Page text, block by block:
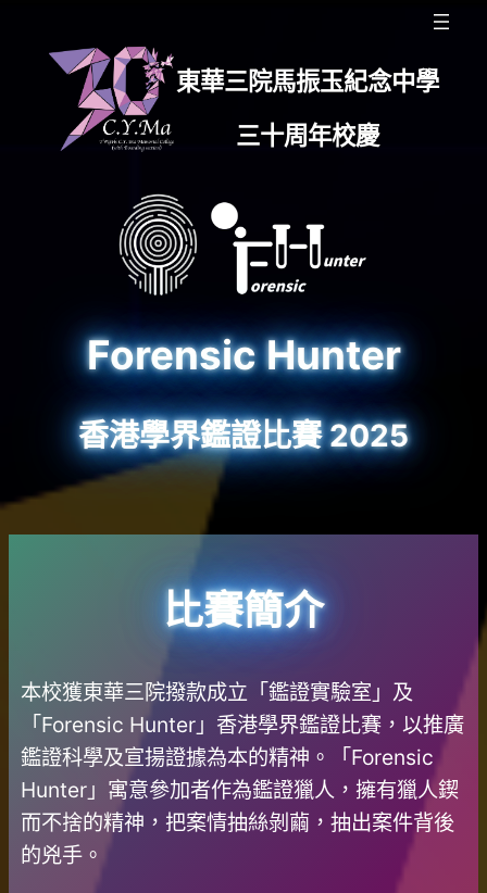
東華三院馬振玉紀念中學
三十周年校慶
Forensic Hunter
香港學界鑑證比賽 2025
比賽簡介
本校獲東華三院撥款成立「鑑證實驗室」及
「Forensic Hunter」香港學界鑑證比賽，以推廣
鑑證科學及宣揚證據為本的精神。「Forensic
Hunter」寓意參加者作為鑑證獵人，擁有獵人鍥
而不捨的精神，把案情抽絲剝繭，抽出案件背後
的兇手。